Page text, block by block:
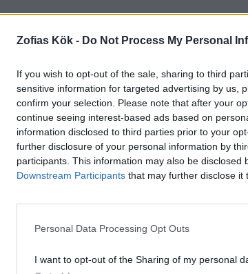
Zofias Kök - Do Not Process My Personal
If you wish to opt-out of the sale, sharing to third
sensitive information for targeted advertising by us,
confirm your selection. Please note that after your
continue seeing interest-based ads based on
information disclosed to third parties prior to your
further disclosure of your personal information by
participants. This information may also be disclosed
Downstream Participants that may further disclose it
Personal Data Processing Opt Outs
I want to opt-out of the Sharing of my personal
INGREDIENSER:
5-6 medelstora rödbetor